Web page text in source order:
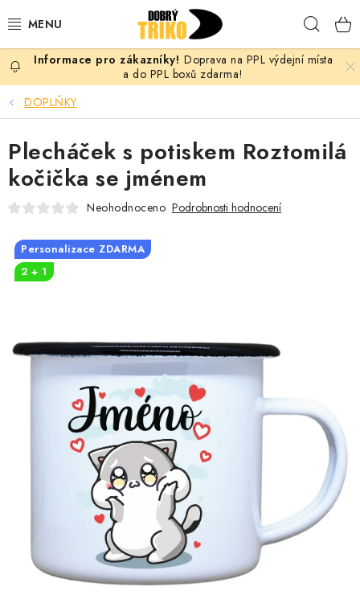
na
PRO ŽENY
PRO MUŽE
PRO DĚTI
PRO PÁRY
VLASTNÍ MOTIV
MIKINY
OKAMŽITĚ K ODBĚRU
MÁM SRDCE POMÁHÁM
PROVIZNÍ SYSTÉM
Doprava na PPL výdejní místa
a do PPL boxů zdarma!
DOPLŇKY
Plecháček s potiskem Roztomilá
kočička se jménem
Neohodnoceno Podrobnosti hodnocení
Personalizace ZDARMA
2 + 1